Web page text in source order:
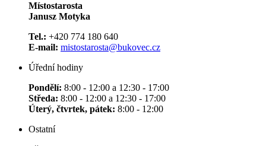
Místostarosta
Janusz Motyka
Tel.: +420 774 180 640
E-mail: mistostarosta@bukovec.cz
Úřední hodiny
Pondělí: 8:00 - 12:00 a 12:30 - 17:00
Středa: 8:00 - 12:00 a 12:30 - 17:00
Úterý, čtvrtek, pátek: 8:00 - 12:00
Ostatní